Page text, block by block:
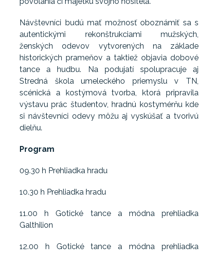
Návštevníci budú mať možnosť oboznámiť sa s
autentickými rekonštrukciami mužských,
ženských odevov vytvorených na základe
historických prameňov a taktiež objavia dobové
tance a hudbu. Na podujatí spolupracuje aj
Stredná škola umeleckého priemyslu v TN,
scénická a kostýmová tvorba, ktorá pripravila
výstavu prác študentov, hradnú kostymérňu kde
si návštevníci odevy môžu aj vyskúšať a tvorivú
dielňu.
Program
09.30 h Prehliadka hradu
10.30 h Prehliadka hradu
11.00 h Gotické tance a módna prehliadka
Galthilion
12.00 h Gotické tance a módna prehliadka